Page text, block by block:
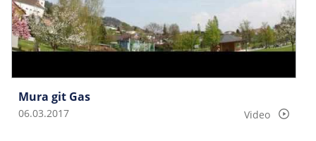
Mura git Gas
06.03.2017 Video